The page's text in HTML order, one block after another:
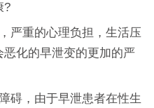
?
严重的心理负担，生活压
化的早泄变的更加的严
碍，由于早泄患者在性生